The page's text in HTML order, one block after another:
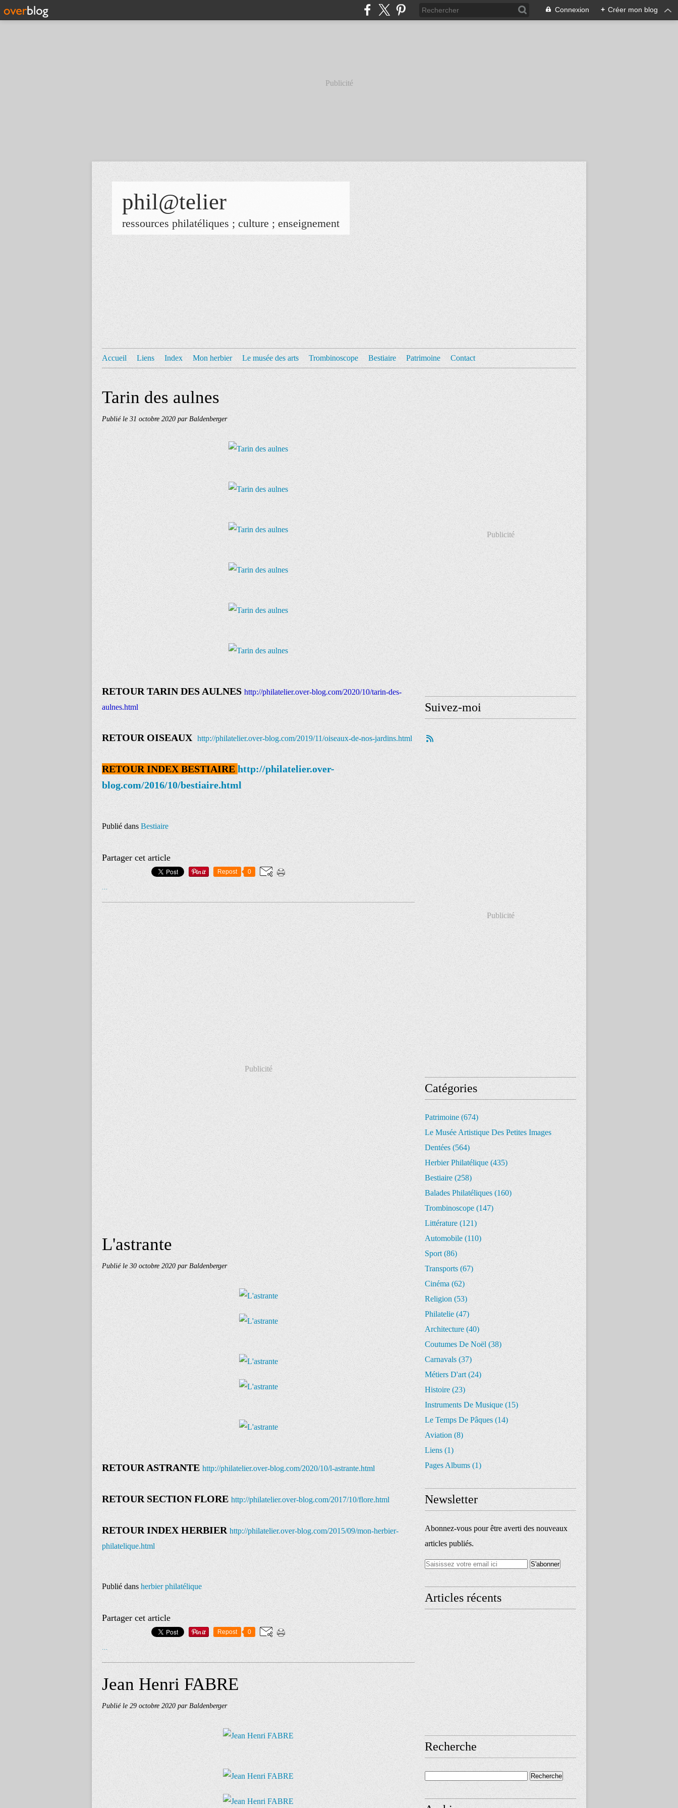
Connexion + Créer mon blog
Publicité
phil@telier
ressources philatéliques ; culture ; enseignement
Accueil Liens Index Mon herbier Le musée des arts Trombinoscope Bestiaire Patrimoine Contact
Tarin des aulnes
Publié le31 octobre 2020par Baldenberger
RETOUR TARIN DES AULNEShttp://philatelier.over-blog.com/2020/10/tarin-des-
aulnes.html
RETOUR OISEAUX http://philatelier.over-blog.com/2019/11/oiseaux-de-nos-jardins.html
RETOUR INDEX BESTIAIRE http://philatelier.over-
blog.com/2016/10/bestiaire.html
Publié dans Bestiaire
Partager cet article
Repost 0
…
Publicité
L'astrante
Publié le30 octobre 2020par Baldenberger
RETOUR ASTRANTEhttp://philatelier.over-blog.com/2020/10/l-astrante.html
RETOUR SECTION FLOREhttp://philatelier.over-blog.com/2017/10/flore.html
RETOUR INDEX HERBIER http://philatelier.over-blog.com/2015/09/mon-herbier-
philatelique.html
Publié dans herbier philatélique
Partager cet article
Repost 0
…
Jean Henri FABRE
Publié le29 octobre 2020par Baldenberger
Publicité
Suivez-moi
Publicité
Catégories
Patrimoine(674)
Le Musée Artistique Des Petites Images
Dentées(564)
Herbier Philatélique(435)
Bestiaire(258)
Balades Philatéliques(160)
Trombinoscope(147)
Littérature(121)
Automobile(110)
Sport(86)
Transports(67)
Cinéma(62)
Religion(53)
Philatelie(47)
Architecture(40)
Coutumes De Noël(38)
Carnavals(37)
Métiers D'art(24)
Histoire(23)
Instruments De Musique(15)
Le Temps De Pâques(14)
Aviation(8)
Liens(1)
Pages Albums(1)
Newsletter
Abonnez-vous pour être averti des nouveaux
articles publiés.
Articles récents
Recherche